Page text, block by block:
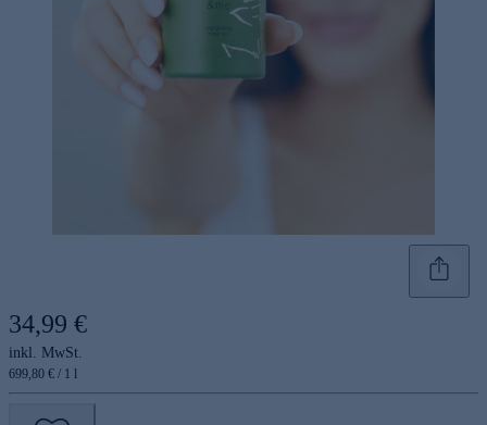
34,99 €
inkl. MwSt.
699,80 € / 1 l